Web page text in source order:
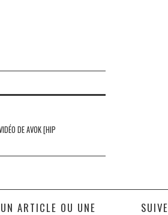
DE AVOK [HIP
ARTICLE OU UNE